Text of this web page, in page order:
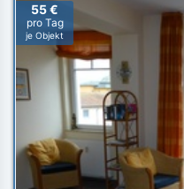
55 €
pro Tag
je Objekt